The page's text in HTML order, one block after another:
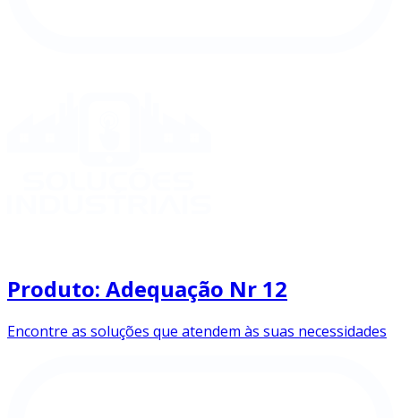
Produto: Adequação Nr 12
Encontre as soluções que atendem às suas necessidades